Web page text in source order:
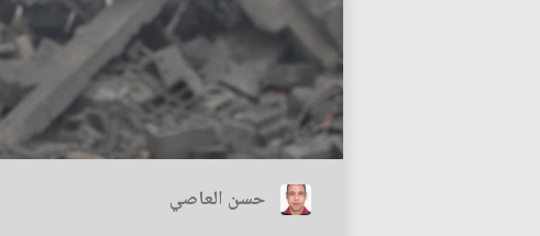
حسن العاصي